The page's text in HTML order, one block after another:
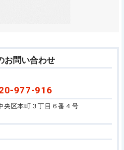
お問い合わせ
977-916
区本町３丁目６番４号